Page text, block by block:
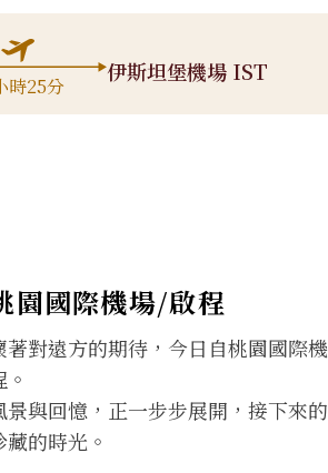
時25分
伊斯坦堡機場 IST
園國際機場/啟程
著對遠方的期待，今日自桃園國際
景與回憶，正一步步展開，接下來
藏的時光。